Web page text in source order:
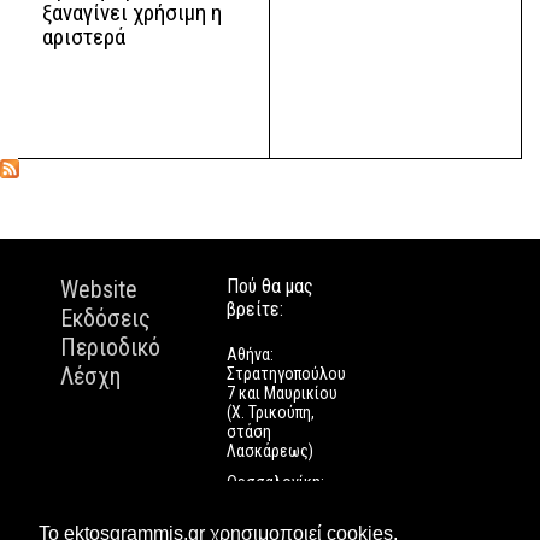
Το ektosgrammis.gr χρησιμοποιεί cookies.
ξαναγίνει χρήσιμη η
αριστερά
Website
Εκδόσεις
Περιοδικό
Λέσχη
Πού θα μας
βρείτε:
Αθήνα:
Στρατηγοπούλου
7 και Μαυρικίου
(Χ. Τρικούπη,
στάση
Λασκάρεως)
Θεσσαλονίκη:
Πάτρα: Τριών